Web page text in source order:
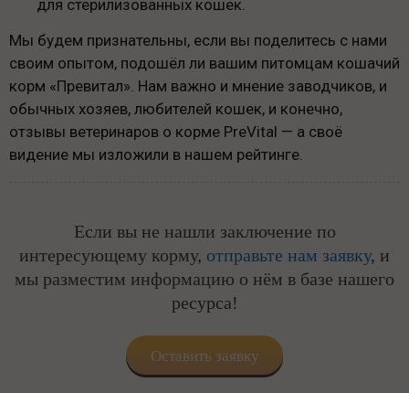
для стерилизованных кошек.
Мы будем признательны, если вы поделитесь с нами
своим опытом, подошёл ли вашим питомцам кошачий
корм «Превитал». Нам важно и мнение заводчиков, и
обычных хозяев, любителей кошек, и конечно,
отзывы ветеринаров о корме PreVital — а своё
видение мы изложили в нашем рейтинге.
Если вы не нашли заключение по
интересующему корму, отправьте нам заявку, и
мы разместим информацию о нём в базе нашего
ресурса!
Оставить заявку